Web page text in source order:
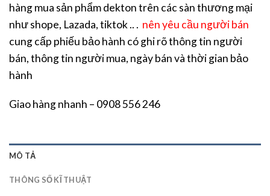
hàng mua sản phẩm dekton trên các sàn thương mại
như shope, Lazada, tiktok .. . nên yêu cầu người bán
cung cấp phiếu bảo hành có ghi rõ thông tin người
bán, thông tin người mua, ngày bán và thời gian bảo
hành
Giao hàng nhanh – 0908 556 246
MÔ TẢ
THÔNG SỐ KĨ THUẬT